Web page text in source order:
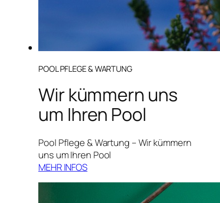
POOL PFLEGE & WARTUNG
Wir kümmern uns
um Ihren Pool
Pool Pflege & Wartung – Wir kümmern
uns um Ihren Pool
MEHR INFOS